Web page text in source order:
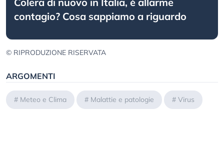
contagio? Cosa sappiamo a riguardo
© RIPRODUZIONE RISERVATA
ARGOMENTI
# Meteo e Clima # Malattie e patologie # Virus